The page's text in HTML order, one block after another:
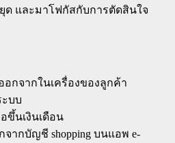
ด และมาโฟกัสกับการตัดสินใจ
กจากในเครื่องของลูกค้า
ะบบ
ขึ้นเงินเดือน
ากบัญชี shopping บนแอพ e-